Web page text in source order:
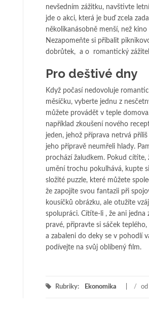
nevšedním zážitku, navštivte
jde o akci, která je buď zcela
několikanásobně menší, než kino
Nezapomeňte si přibalit
dobrůtek, a o romantický
Pro deštivé dny
Když počasí nedovoluje
měsíčku, vyberte jednu z
můžete provádět v teple
například zkoušení nového
jeden, jehož příprava netrvá
jeho přípravě neumřeli hlady.
prochází žaludkem. Pokud cítíte,
umění trochu pokulhává, kupte
složité puzzle, které můžete
že zapojíte svou fantazii při
kousíčků obrázku, ale otužíte
spolupráci. Cítíte-li , že ani
pravé, připravte si sáček
a zabaleni do deky se v pohodlí
podívejte na svůj oblíbený film.
Rubriky: Ekonomika / od